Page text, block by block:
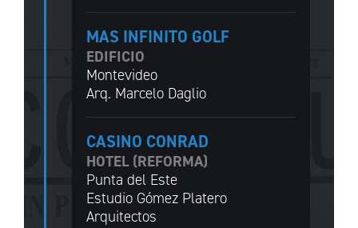
MAS INFINITO GOLF
EDIFICIO
Montevideo
Arq. Marcelo Daglio
CASINO CONRAD
HOTEL (REFORMA)
Punta del Este
Estudio Gómez Platero
Arquitectos